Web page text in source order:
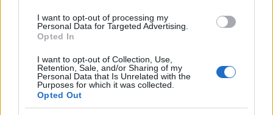
I want to opt-out of processing my
Personal Data for Targeted Advertising.
Opted In
I want to opt-out of Collection, Use,
Retention, Sale, and/or Sharing of my
Personal Data that Is Unrelated with the
Purposes for which it was collected.
Opted Out
ΑΝΑΛΥΣΗ: Η Ευρώπη χτίζει τον δικό
της πολυεπίπεδο «Θόλο» αεράμυνας – οι
προκλήσεις για την Ελλάδα